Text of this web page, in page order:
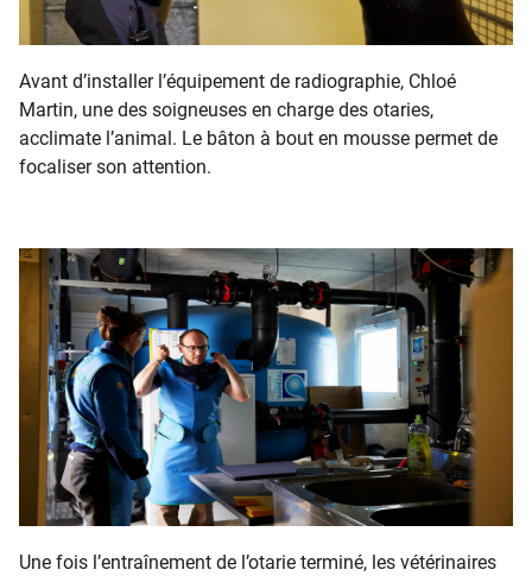
Avant d’installer l’équipement de radiographie, Chloé
Martin, une des soigneuses en charge des otaries,
acclimate l’animal. Le bâton à bout en mousse permet de
focaliser son attention.
Une fois l’entraînement de l’otarie terminé, les vétérinaires